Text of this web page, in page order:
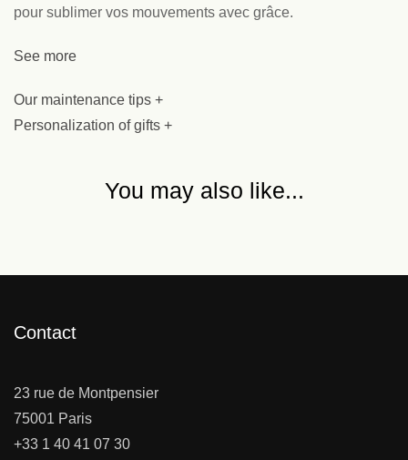
pour sublimer vos mouvements avec grâce.
See more
Our maintenance tips +
Personalization of gifts +
You may also like...
Contact
23 rue de Montpensier
75001 Paris
+33 1 40 41 07 30